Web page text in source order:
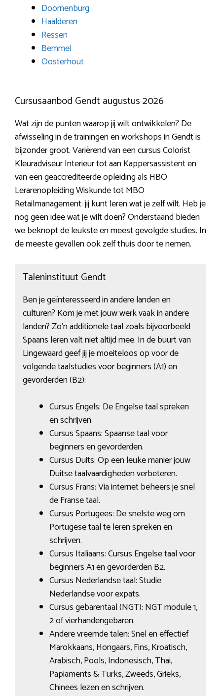
Doornenburg
Haalderen
Ressen
Bemmel
Oosterhout
Cursusaanbod Gendt augustus 2026
Wat zijn de punten waarop jij wilt ontwikkelen? De
afwisseling in de trainingen en workshops in Gendt is
bijzonder groot. Variërend van een cursus Colorist
Kleuradviseur Interieur tot aan Kappersassistent en
van een geaccrediteerde opleiding als HBO
Lerarenopleiding Wiskunde tot MBO
Retailmanagement: jij kunt leren wat je zelf wilt. Heb je
nog geen idee wat je wilt doen? Onderstaand bieden
we beknopt de leukste en meest gevolgde studies. In
de meeste gevallen ook zelf thuis door te nemen.
Taleninstituut Gendt
Ben je geïnteresseerd in andere landen en
culturen? Kom je met jouw werk vaak in andere
landen? Zo’n additionele taal zoals bijvoorbeeld
Spaans leren valt niet altijd mee. In de buurt van
Lingewaard geef jij je moeiteloos op voor de
volgende taalstudies voor beginners (A1) en
gevorderden (B2):
Cursus Engels: De Engelse taal spreken
en schrijven.
Cursus Spaans: Spaanse taal voor
beginners en gevorderden.
Cursus Duits: Op een leuke manier jouw
Duitse taalvaardigheden verbeteren.
Cursus Frans: Via internet beheers je snel
de Franse taal.
Cursus Portugees: De snelste weg om
Portugese taal te leren spreken en
schrijven.
Cursus Italiaans: Cursus Engelse taal voor
beginners A1 en gevorderden B2.
Cursus Nederlandse taal: Studie
Nederlandse voor expats.
Cursus gebarentaal (NGT): NGT module 1,
2 of vierhandengebaren.
Andere vreemde talen: Snel en effectief
Marokkaans, Hongaars, Fins, Kroatisch,
Arabisch, Pools, Indonesisch, Thai,
Papiaments & Turks, Zweeds, Grieks,
Chinees lezen en schrijven.